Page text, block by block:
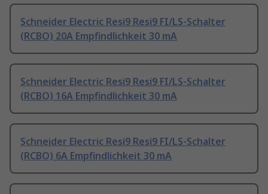
Schneider Electric Resi9 Resi9 FI/LS-Schalter
(RCBO) 20A Empfindlichkeit 30 mA
Schneider Electric Resi9 Resi9 FI/LS-Schalter
(RCBO) 16A Empfindlichkeit 30 mA
Schneider Electric Resi9 Resi9 FI/LS-Schalter
(RCBO) 6A Empfindlichkeit 30 mA